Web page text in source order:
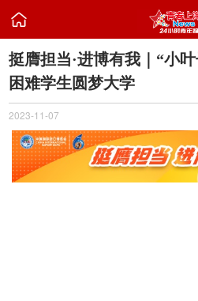

挺膺担当·进博有我｜“小
困难学生圆梦大学
2023-11-07